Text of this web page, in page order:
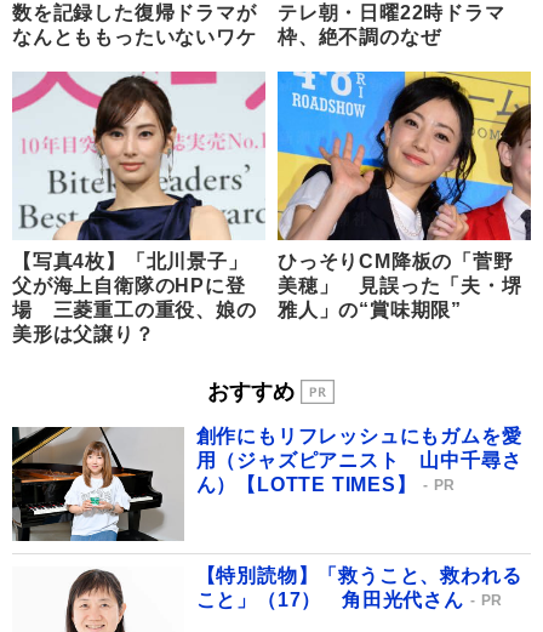
数を記録した復帰ドラマが
なんとももったいないワケ
テレ朝・日曜22時ドラマ
枠、絶不調のなぜ
【写真4枚】「北川景子」
父が海上自衛隊のHPに登
場 三菱重工の重役、娘の
美形は父譲り？
ひっそりCM降板の「菅野
美穂」 見誤った「夫・堺
雅人」の“賞味期限”
おすすめ
創作にもリフレッシュにもガムを愛
用（ジャズピアニスト 山中千尋さ
ん）【LOTTE TIMES】
PR
【特別読物】「救うこと、救われる
こと」（17） 角田光代さん
PR